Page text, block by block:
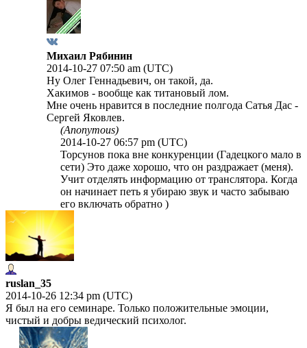
Михаил Рябинин
2014-10-27 07:50 am (UTC)
Ну Олег Геннадьевич, он такой, да.
Хакимов - вообще как титановый лом.
Мне очень нравится в последние полгода Сатья Дас -
Сергей Яковлев.
(Anonymous)
2014-10-27 06:57 pm (UTC)
Торсунов пока вне конкуренции (Гадецкого мало в
сети) Это даже хорошо, что он раздражает (меня).
Учит отделять информацию от транслятора. Когда
он начинает петь я убираю звук и часто забываю
его включать обратно )
ruslan_35
2014-10-26 12:34 pm (UTC)
Я был на его семинаре. Только положительные эмоции,
чистый и добры ведический психолог.